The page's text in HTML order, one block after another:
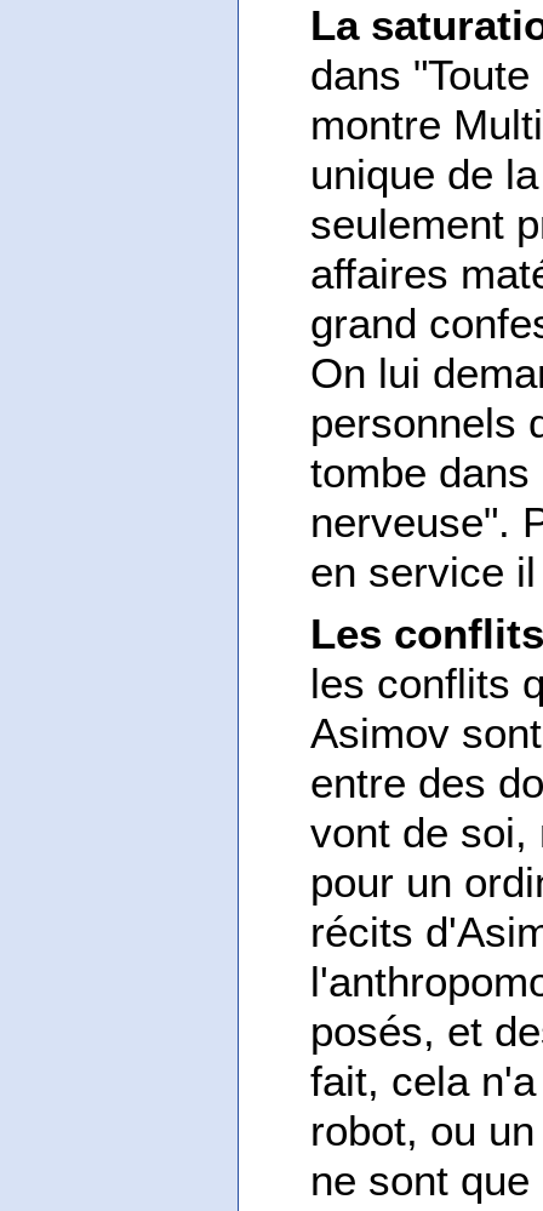
La
dans
montre
unique de
seulement
affaires
grand
On lui
personnels
tombe
nerveuse".
en service
Les
les conflits
Asimov
entre des
vont de soi,
pour un
récits
posés, et
fait, cela
robot, ou
ne sont